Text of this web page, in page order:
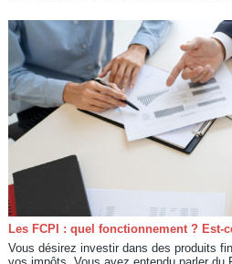
Les FCPI : quel fonctionnement ? Est-
Vous désirez investir dans des produits